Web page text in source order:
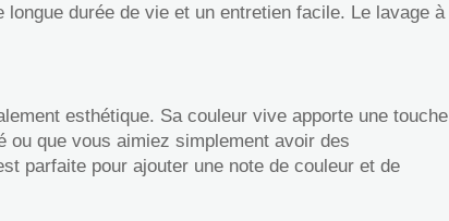
durée de vie et un entretien facile. Le lavage à
esthétique. Sa couleur vive apporte une touche
ou que vous aimiez simplement avoir des
parfaite pour ajouter une note de couleur et de